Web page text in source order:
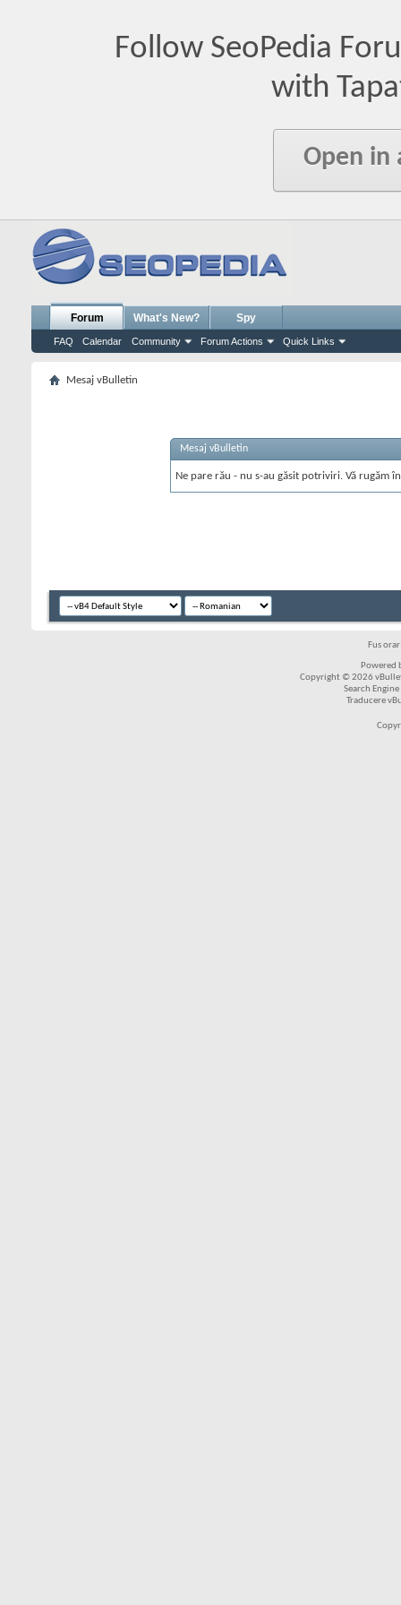
Follow SeoPedia
with
Open in
Forum
FAQ Calendar Community Forum Actions Quick Links
What's New? Spy
Mesaj vBulletin
Mesaj vBulletin
Ne pare rău - nu s-au găsit potriviri. Vă rugăm
Fus
Powered
Copyright © 2026
Search
Traducere